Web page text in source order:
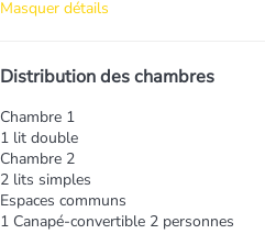
Masquer détails
Distribution des chambres
Chambre 1
1 lit double
Chambre 2
2 lits simples
Espaces communs
1 Canapé-convertible 2 personnes